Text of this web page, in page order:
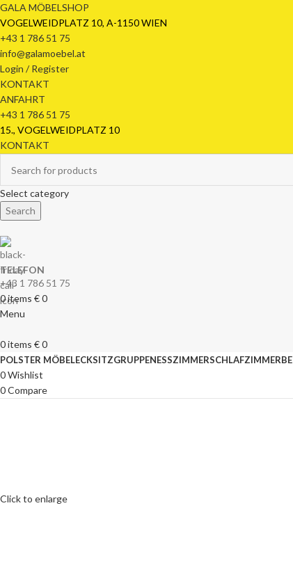
GALA MÖBELSHOP
VOGELWEIDPLATZ 10, A-1150 WIEN
+43 1 786 51 75
info@galamoebel.at
Login / Register
KONTAKT
ANFAHRT
+43 1 786 51 75
15., VOGELWEIDPLATZ 10
KONTAKT
Select category
Search
TELEFON
+43 1 786 51 75
0items €0
Menu
0items €0
POLSTER MÖBELECKSITZGRUPPENESSZIMMERSCHLAFZIMMER
0Wishlist
0Compare
Click to enlarge